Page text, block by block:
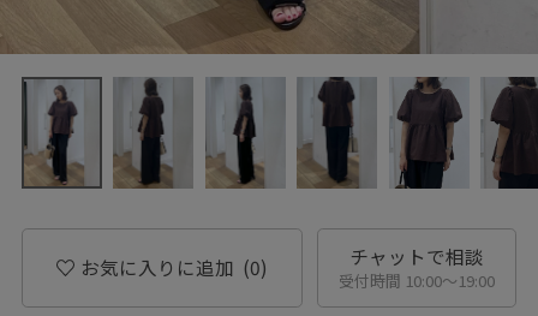
お気に入りに追加 (0) チャットで相談
受付時間 10:00〜19:00